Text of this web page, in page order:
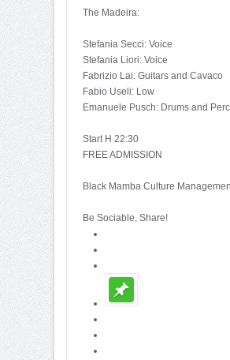
The Madeira:
Stefania Secci: Voice
Stefania Liori: Voice
Fabrizio Lai: Guitars and Cavaco
Fabio Useli: Low
Emanuele Pusch: Drums and
Start H 22:30
FREE ADMISSION
Black Mamba Culture
Be Sociable, Share!